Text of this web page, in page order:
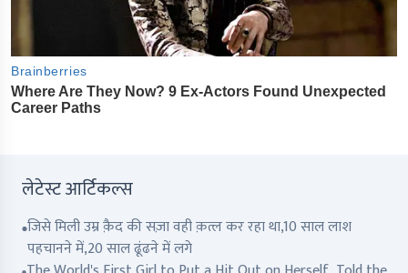
लेटेस्ट आर्टिकल्स
जिसे मिली उम्र क़ैद की सज़ा वही क़त्ल कर रहा था,10 साल लाश
पहचानने में,20 साल ढूंढने में लगे